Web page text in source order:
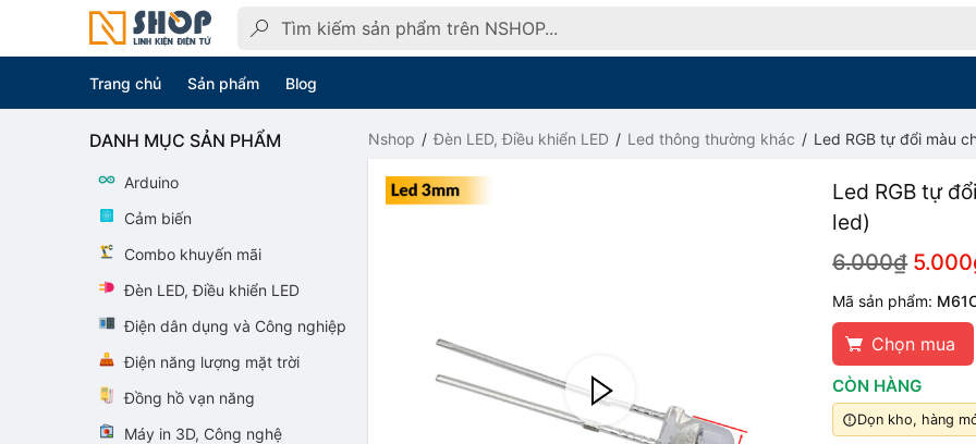
Trang chủ Sản phẩm Blog
Nshop Đèn LED, Điều khiển LED Led thông thường khác Led RGB tự đổi màu
Led RGB tự
led)
6.000₫
Mã sản phẩm:
Chọn mua
CÒN HÀNG
Dọn kho, hàng
DANH MỤC SẢN PHẨM
Arduino
Cảm biến
Combo khuyến mãi
Đèn LED, Điều khiển LED
Điện dân dụng và Công nghiệp
Điện năng lượng mặt trời
Đồng hồ vạn năng
Máy in 3D, Công nghệ